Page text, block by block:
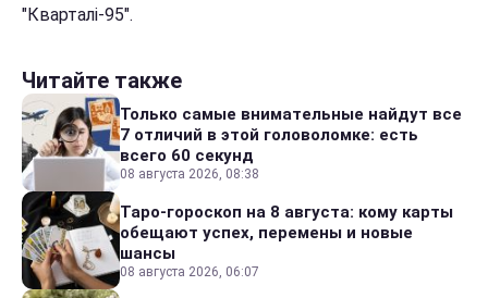
"Кварталі-95".
Читайте также
Только самые внимательные найдут все
7 отличий в этой головоломке: есть
всего 60 секунд
08 августа 2026, 08:38
Таро-гороскоп на 8 августа: кому карты
обещают успех, перемены и новые
шансы
08 августа 2026, 06:07